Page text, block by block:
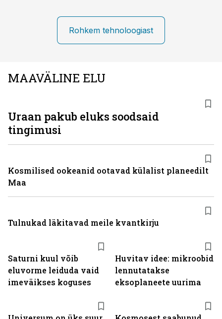
Rohkem tehnoloogiast
MAAVÄLINE ELU
Saturni kuul võib
eluvorme leiduda vaid
imeväikses koguses
Huvitav idee: mikroobid
lennutatakse
eksoplaneete uurima
Uraan pakub eluks soodsaid
tingimusi
Kosmilised ookeanid ootavad külalist planeedilt
Maa
Tulnukad läkitavad meile kvantkirju